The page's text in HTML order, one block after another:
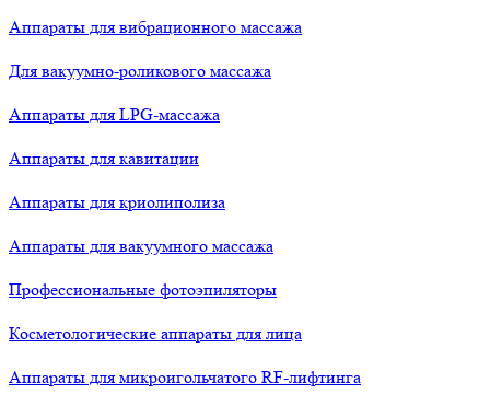
Аппараты для вибрационного массажа
Для вакуумно-роликового массажа
Аппараты для LPG-массажа
Аппараты для кавитации
Аппараты для криолиполиза
Аппараты для вакуумного массажа
Профессиональные фотоэпиляторы
Косметологические аппараты для лица
Аппараты для микроигольчатого RF-лифтинга